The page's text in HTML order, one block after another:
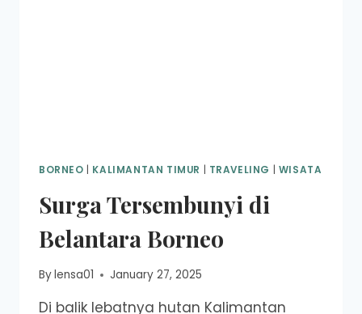
BORNEO KALIMANTAN TIMUR TRAVELING WISATA
Surga Tersembunyi di
Belantara Borneo
Bylensa01 January 27, 2025
Di balik lebatnya hutan Kalimantan